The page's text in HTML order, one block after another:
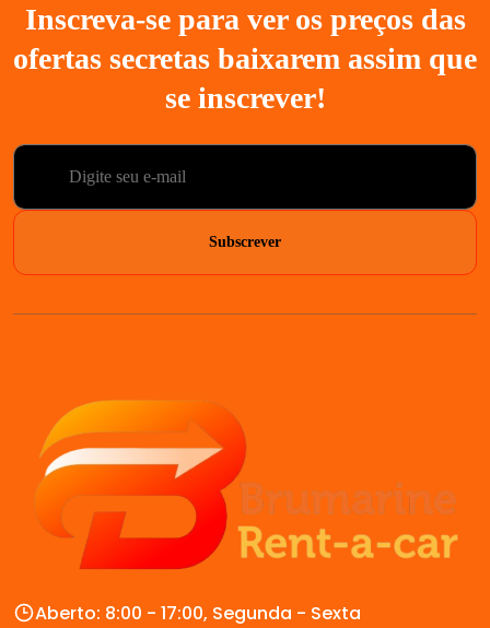
Inscreva-se para ver os preços das
ofertas secretas baixarem assim que
se inscrever!
Subscrever
Aberto: 8:00 - 17:00, Segunda - Sexta